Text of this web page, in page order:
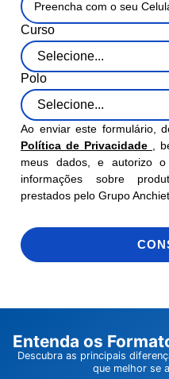
Curso
Polo
Ao enviar este formulário,
Política de Privacidade
,
meus dados, e autorizo
informações sobre
prestados pelo Grupo
Entenda os
Descubra as principais
que melhor se